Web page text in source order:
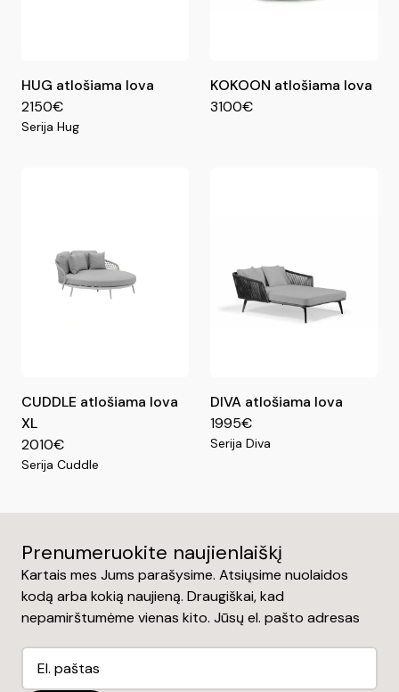
HUG atlošiama lova
2150€
Serija Hug
KOKOON atlošiama lova
3100€
CUDDLE atlošiama lova
XL
2010€
Serija Cuddle
DIVA atlošiama lova
1995€
Serija Diva
Prenumeruokite naujienlaiškį
Kartais mes Jums parašysime. Atsiųsime nuolaidos
kodą arba kokią naujieną. Draugiškai, kad
nepamirštumėme vienas kito. Jūsų el. pašto adresas